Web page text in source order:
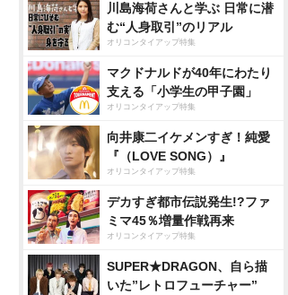
川島海荷さんと学ぶ 日常に潜
む“人身取引”のリアル
オリコンタイアップ特集
マクドナルドが40年にわたり
支える「小学生の甲子園」
オリコンタイアップ特集
向井康二イケメンすぎ！純愛
『（LOVE SONG）』
オリコンタイアップ特集
デカすぎ都市伝説発生!?ファ
ミマ45％増量作戦再来
オリコンタイアップ特集
SUPER★DRAGON、自ら描
いた”レトロフューチャー”